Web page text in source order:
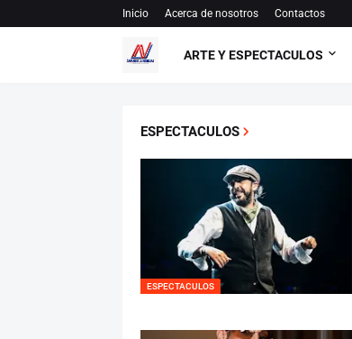
Inicio Acerca de nosotros Contactos
ARTE Y ESPECTACULOS
ESPECTACULOS
ESPECTACULOS